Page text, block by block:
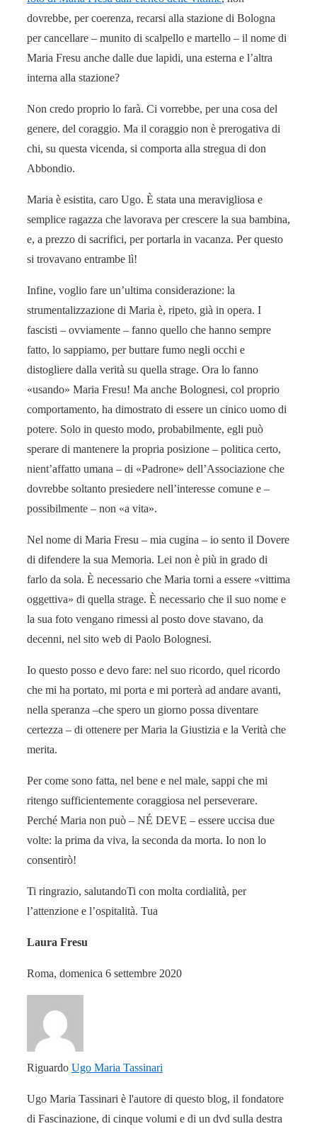
dovrebbe, per coerenza, recarsi alla stazione di Bologna
per cancellare – munito di scalpello e martello – il nome di
Maria Fresu anche dalle due lapidi, una esterna e l’altra
interna alla stazione?
Non credo proprio lo farà. Ci vorrebbe, per una cosa del
genere, del coraggio. Ma il coraggio non è prerogativa di
chi, su questa vicenda, si comporta alla stregua di don
Abbondio.
Maria è esistita, caro Ugo. È stata una meravigliosa e
semplice ragazza che lavorava per crescere la sua bambina,
e, a prezzo di sacrifici, per portarla in vacanza. Per questo
si trovavano entrambe lì!
Infine, voglio fare un’ultima considerazione: la
strumentalizzazione di Maria è, ripeto, già in opera. I
fascisti – ovviamente – fanno quello che hanno sempre
fatto, lo sappiamo, per buttare fumo negli occhi e
distogliere dalla verità su quella strage. Ora lo fanno
«usando» Maria Fresu! Ma anche Bolognesi, col proprio
comportamento, ha dimostrato di essere un cinico uomo di
potere. Solo in questo modo, probabilmente, egli può
sperare di mantenere la propria posizione – politica certo,
nient’affatto umana – di «Padrone» dell’Associazione che
dovrebbe soltanto presiedere nell’interesse comune e –
possibilmente – non «a vita».
Nel nome di Maria Fresu – mia cugina – io sento il Dovere
di difendere la sua Memoria. Lei non è più in grado di
farlo da sola. È necessario che Maria torni a essere «vittima
oggettiva» di quella strage. È necessario che il suo nome e
la sua foto vengano rimessi al posto dove stavano, da
decenni, nel sito web di Paolo Bolognesi.
Io questo posso e devo fare: nel suo ricordo, quel ricordo
che mi ha portato, mi porta e mi porterà ad andare avanti,
nella speranza –che spero un giorno possa diventare
certezza – di ottenere per Maria la Giustizia e la Verità che
merita.
Per come sono fatta, nel bene e nel male, sappi che mi
ritengo sufficientemente coraggiosa nel perseverare.
Perché Maria non può – NÉ DEVE – essere uccisa due
volte: la prima da viva, la seconda da morta. Io non lo
consentirò!
Ti ringrazio, salutandoTi con molta cordialità, per
l’attenzione e l’ospitalità. Tua
Laura Fresu
Roma, domenica 6 settembre 2020
Riguardo Ugo Maria Tassinari
Ugo Maria Tassinari è l'autore di questo blog, il fondatore
di Fascinazione, di cinque volumi e di un dvd sulla destra